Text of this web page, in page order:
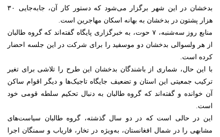
بدخشان در این شهر برگزار می‌شود که دستور کار آن، جابه‌جایی ۳۰
هزار پشتون در بدخشان به بهانه اسکان مهاجرین است.
منابع روز سه‌شنبه، ۷ حوت، به خبرگزاری پایگاه گفته‌اند که گروه طالبان
از هر ولسوالی بدخشان دو موسفید را برای شرکت در این جلسه احضار
کرده است.
با این حال، شماری از باشندگان بدخشان این طرح را تلاشی برای تغیر
ترکیب جمعیتی این استان و تضعیف جایگاه تاجیک‌ها و دیگر اقوام ساکن
آن خوانده‌ و گفته‌اند که گروه طالبان به دنبال تحکیم سلطه قومی خود
است.
این در حالی است که در دو سال گذشته، گروه طالبان سیاست‌های
مشابهی را در شمال افغانستان، به‌ویژه در تخار، فاریاب و سمنگان اجرا